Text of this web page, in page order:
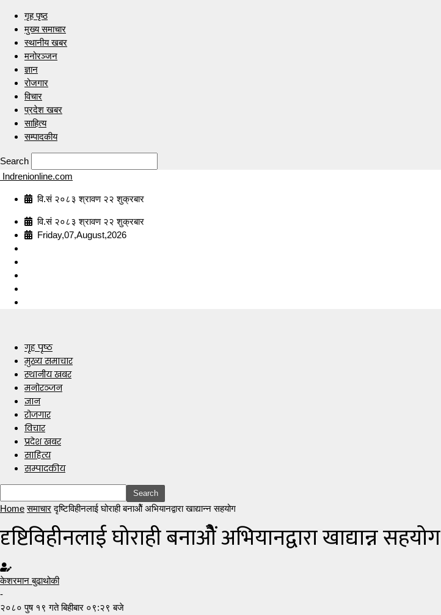
गृह पृष्ठ
मुख्य समाचार
स्थानीय खबर
मनोरञ्जन
ज्ञान
रोजगार
विचार
प्रदेश खबर
साहित्य
सम्पादकीय
Search
Indrenionline.com
वि.सं २०८३ श्रावण २२ शुक्रबार
वि.सं २०८३ श्रावण २२ शुक्रबार
Friday,07,August,2026
गृह पृष्ठ
मुख्य समाचार
स्थानीय खबर
मनोरञ्जन
ज्ञान
रोजगार
विचार
प्रदेश खबर
साहित्य
सम्पादकीय
Home समाचार दृष्टिविहीनलाई घोराही बनाओैं अभियानद्वारा खाद्यान्न सहयोग
दृष्टिविहीनलाई घोराही बनाओैं अभियानद्वारा खाद्यान्न सहयोग
केशरमान बुढाथोकी
-
२०८० पुष १९ गते बिहीबार ०९:२९ बजे